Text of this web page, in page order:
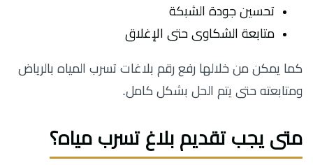
تحسين جودة الشبكة
متابعة الشكاوى حتى الإغلاق
كما يمكن من خلالها رفع رقم بلاغات تسرب المياه بالرياض
ومتابعته حتى يتم الحل بشكل كامل.
متى يجب تقديم بلاغ تسرب مياه؟